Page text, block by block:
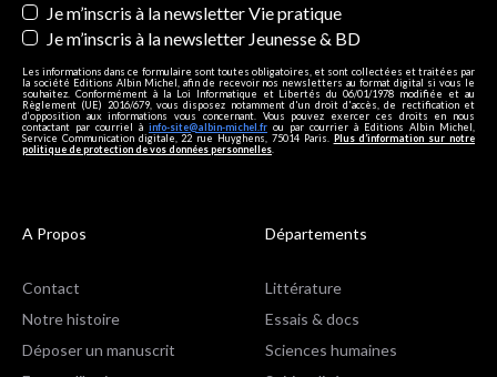
Je m’inscris à la newsletter Vie pratique
Je m’inscris à la newsletter Jeunesse & BD
Les informations dans ce formulaire sont toutes obligatoires, et sont collectées et traitées par
la société Editions Albin Michel, afin de recevoir nos newsletters au format digital si vous le
souhaitez. Conformément à la Loi Informatique et Libertés du 06/01/1978 modifiée et au
Règlement (UE) 2016/679, vous disposez notamment d'un droit d'accès, de rectification et
d’opposition aux informations vous concernant. Vous pouvez exercer ces droits en nous
contactant par courriel à info-site@albin-michel.fr ou par courrier à Editions Albin Michel,
Service Communication digitale, 22 rue Huyghens, 75014 Paris. Plus d’information sur notre
politique de protection de vos données personnelles
A Propos
Contact
Notre histoire
Déposer un manuscrit
Départements
Littérature
Essais & docs
Sciences humaines